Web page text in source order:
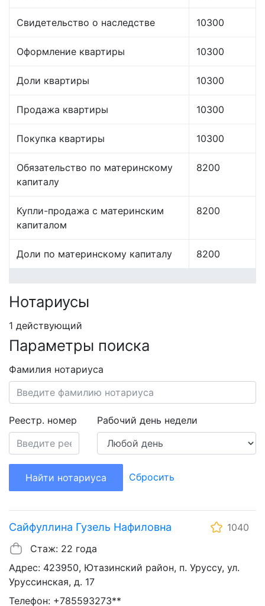
Свидетельство о наследстве 10300
Оформление квартиры 10300
Доли квартиры 10300
Продажа квартиры 10300
Покупка квартиры 10300
Обязательство по материнскому
капиталу
8200
Купли-продажа с материнским
капиталом
8200
Доли по материнскому капиталу 8200
Нотариусы
1 действующий
Параметры поиска
Фамилия нотариуса
Реестр. номер Рабочий день недели
Найти нотариуса Сбросить
Сайфуллина Гузель Нафиловна
1040
Стаж: 22 года
Адрес: 423950, Ютазинский район, п. Уруссу, ул.
Уруссинская, д. 17
Телефон: +785593273**